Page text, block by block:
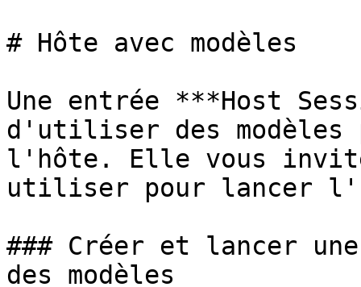
# Hôte avec modèles
Une entrée ***Host
d'utiliser des modèles
l'hôte. Elle vous
utiliser pour lancer
### Créer et lancer
des modèles